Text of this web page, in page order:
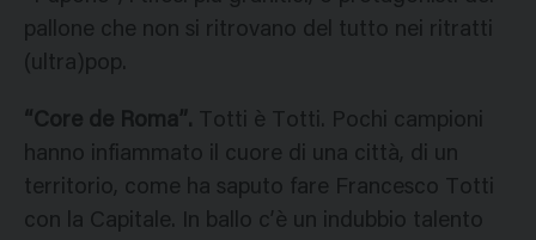
pallone che non si ritrovano del tutto nei ritratti
(ultra)pop.
“Core de Roma”. Totti è Totti. Pochi campioni
hanno infiammato il cuore di una città, di un
territorio, come ha saputo fare Francesco Totti
con la Capitale. In ballo c’è un indubbio talento